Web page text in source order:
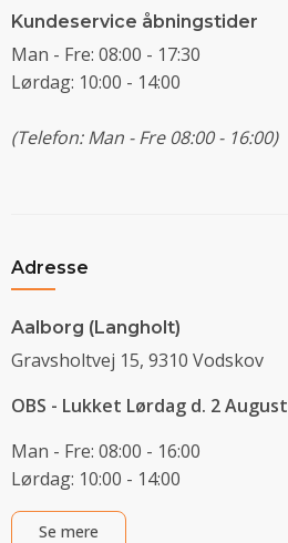
Kundeservice åbningstider
Man - Fre: 08:00 - 17:30
Lørdag: 10:00 - 14:00
(Telefon: Man - Fre 08:00 - 16:00)
Adresse
Aalborg (Langholt)
Gravsholtvej 15, 9310 Vodskov
OBS - Lukket Lørdag d. 2 August
Man - Fre: 08:00 - 16:00
Lørdag: 10:00 - 14:00
Se mere